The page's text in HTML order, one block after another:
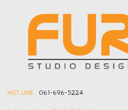
HOT LINE : 061-696-5224